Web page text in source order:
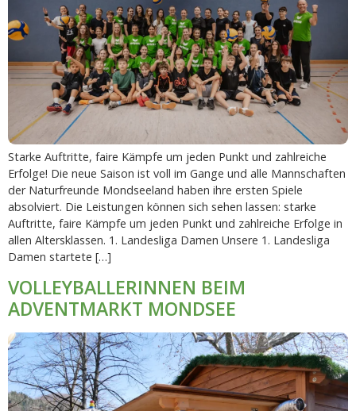
Starke Auftritte, faire Kämpfe um jeden Punkt und zahlreiche
Erfolge! Die neue Saison ist voll im Gange und alle Mannschaften
der Naturfreunde Mondseeland haben ihre ersten Spiele
absolviert. Die Leistungen können sich sehen lassen: starke
Auftritte, faire Kämpfe um jeden Punkt und zahlreiche Erfolge in
allen Altersklassen. 1. Landesliga Damen Unsere 1. Landesliga
Damen startete […]
VOLLEYBALLERINNEN BEIM
ADVENTMARKT MONDSEE